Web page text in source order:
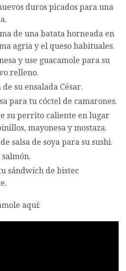
duros picados para una
de una batata horneada en
agria y el queso habituales.
y use guacamole para su
relleno.
su ensalada César.
para tu cóctel de camarones.
su perrito caliente en lugar
mayonesa y mostaza.
salsa de soya para su sushi.
sándwich de bistec
aquí: